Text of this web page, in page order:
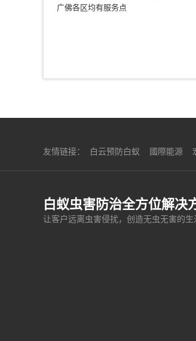
广佛各区均有服务点
友情链接： 白云预防白蚁 國際能源
白蚁虫害防治全方位解决
让客户远离虫害侵扰，创造无虫无害的生